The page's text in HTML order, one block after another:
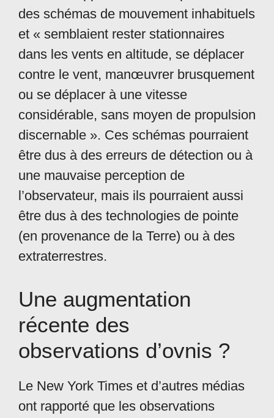
des schémas de mouvement inhabituels
et « semblaient rester stationnaires
dans les vents en altitude, se déplacer
contre le vent, manœuvrer brusquement
ou se déplacer à une vitesse
considérable, sans moyen de propulsion
discernable ». Ces schémas pourraient
être dus à des erreurs de détection ou à
une mauvaise perception de
l’observateur, mais ils pourraient aussi
être dus à des technologies de pointe
(en provenance de la Terre) ou à des
extraterrestres.
Une augmentation
récente des
observations d’ovnis ?
Le New York Times et d’autres médias
ont rapporté que les observations